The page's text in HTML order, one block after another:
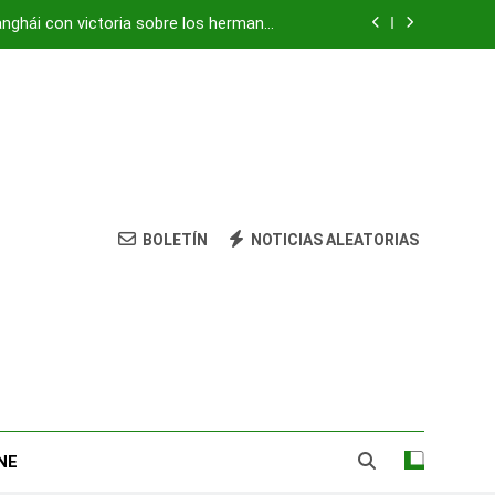
con victoria sobre los hermanos
«centro de mando» de Hezbolá
con victoria sobre los hermanos
Tsitsipas
vivienda: su nieta está herida y grave
«centro de mando» de Hezbolá
BOLETÍN NOTICIAS ALEATORIAS